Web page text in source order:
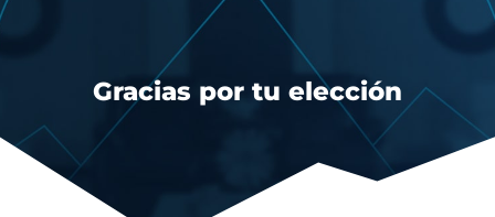
Gracias por tu elección